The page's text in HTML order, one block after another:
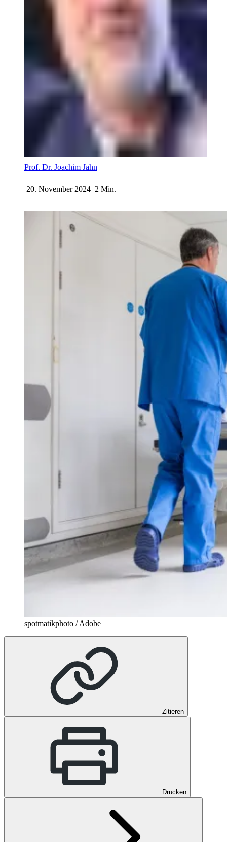
Prof. Dr. Joachim Jahn
20. November 2024 2 Min.
spotmatikphoto / Adobe
Zitieren
Drucken